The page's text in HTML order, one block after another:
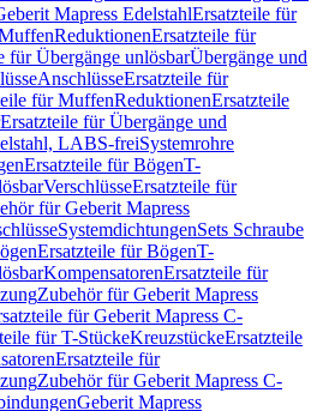
Mapress EdelstahlErsatzteile für
ReduktionenErsatzteile für
für Übergänge unlösbarÜbergänge und
AnschlüsseErsatzteile für
für MuffenReduktionenErsatzteile
Ersatzteile für Übergänge und
LABS-freiSystemrohre
Ersatzteile für BögenT-
VerschlüsseErsatzteile für
für Geberit Mapress
SystemdichtungenSets Schraube
Ersatzteile für BögenT-
KompensatorenErsatzteile für
Zubehör für Geberit Mapress
für Geberit Mapress C-
für T-StückeKreuzstückeErsatzteile
Ersatzteile für
Zubehör für Geberit Mapress C-
Geberit Mapress